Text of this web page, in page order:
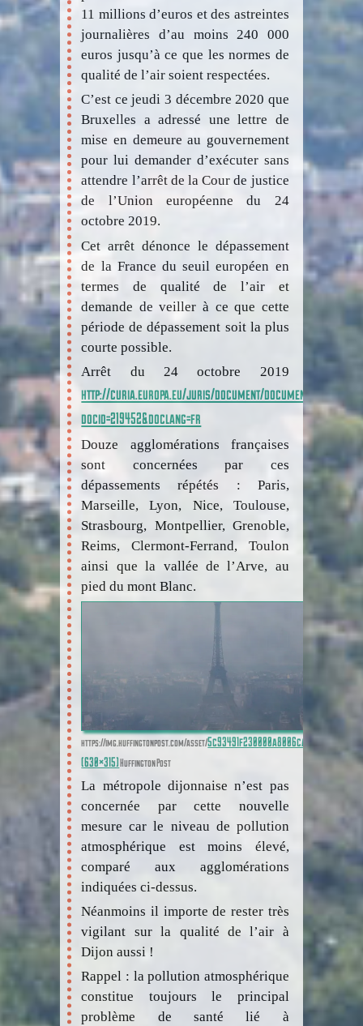
11 millions d’euros et des astreintes
journalières d’au moins 240 000
euros jusqu’à ce que les normes de
qualité de l’air soient respectées.
C’est ce jeudi 3 décembre 2020 que
Bruxelles a adressé une lettre de
mise en demeure au gouvernement
pour lui demander d’exécuter sans
attendre l’arrêt de la Cour de justice
de l’Union européenne du 24
octobre 2019.
Cet arrêt dénonce le dépassement
de la France du seuil européen en
termes de qualité de l’air et
demande de veiller à ce que cette
période de dépassement soit la plus
courte possible.
Arrêt du 24 octobre 2019
http://curia.europa.eu/juris/document/document.jsf?
docid=219452&doclang=fr
Douze agglomérations françaises
sont concernées par ces
dépassements répétés : Paris,
Marseille, Lyon, Nice, Toulouse,
Strasbourg, Montpellier, Grenoble,
Reims, Clermont-Ferrand, Toulon
ainsi que la vallée de l’Arve, au
pied du mont Blanc.
https://img.huffingtonpost.com/asset/5c93491f230000a8006cad9e.jpeg
(630×315)Huffington Post
La métropole dijonnaise n’est pas
concernée par cette nouvelle
mesure car le niveau de pollution
atmosphérique est moins élevé,
comparé aux agglomérations
indiquées ci-dessus.
Néanmoins il importe de rester très
vigilant sur la qualité de l’air à
Dijon aussi !
Rappel : la pollution atmosphérique
constitue toujours le principal
problème de santé lié à